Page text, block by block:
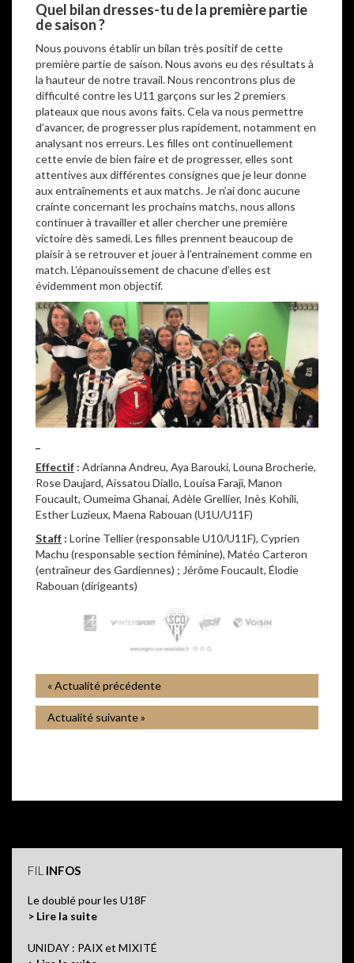
Quel bilan dresses-tu de la première partie
de saison?
Nous pouvons établir un bilan très positif de cette
première partie de saison. Nous avons eu des résultats à
la hauteur de notre travail. Nous rencontrons plus de
difficulté contre les U11 garçons sur les 2 premiers
plateaux que nous avons faits. Cela va nous permettre
d’avancer, de progresser plus rapidement, notamment en
analysant nos erreurs. Les filles ont continuellement
cette envie de bien faire et de progresser, elles sont
attentives aux différentes consignes que je leur donne
aux entraînements et aux matchs. Je n’ai donc aucune
crainte concernant les prochains matchs, nous allons
continuer à travailler et aller chercher une première
victoire dès samedi. Les filles prennent beaucoup de
plaisir à se retrouver et jouer à l’entrainement comme en
match. L’épanouissement de chacune d’elles est
évidemment mon objectif.
Effectif : Adrianna Andreu, Aya Barouki, Louna Brocherie,
Rose Daujard, Aissatou Diallo, Louisa Faraji, Manon
Foucault, Oumeima Ghanai, Adèle Grellier, Inès Kohili,
Esther Luzieux, Maena Rabouan (U1U/U11F)
Staff : Lorine Tellier (responsable U10/U11F), Cyprien
Machu (responsable section féminine), Matéo Carteron
(entraîneur des Gardiennes) ; Jérôme Foucault, Élodie
Rabouan (dirigeants)
« Actualité précédente
Actualité suivante »
FIL INFOS
Le doublé pour les U18F
> Lire la suite
UNIDAY : PAIX et MIXITÉ